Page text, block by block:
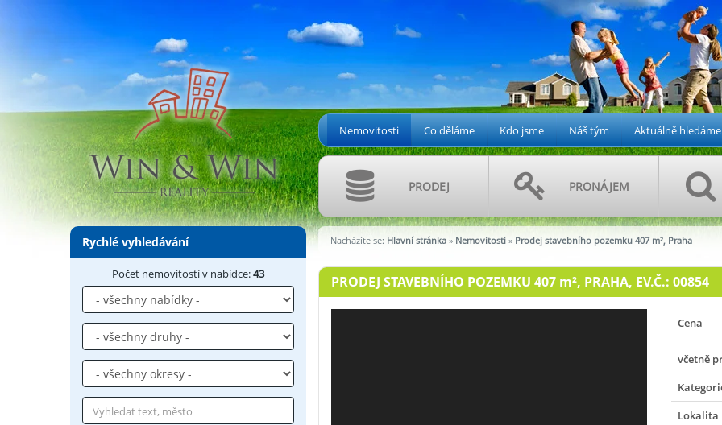
Nemovitosti Co děláme Kdo jsme Náš tým Aktuálně hledáme
PRODEJ PRONÁJEM
Rychlé vyhledávání
Počet nemovitostí v nabídce:43
Nacházíte se: Hlavní stránka » Nemovitosti » Prodej stavebního pozemku 407 m², Praha
PRODEJ STAVEBNÍHO POZEMKU 407 m², PRAHA, EV.Č.: 00854
Cena
včetně
Lokalita